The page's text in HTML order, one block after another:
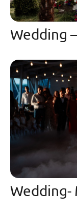
Wedding
Wedding-